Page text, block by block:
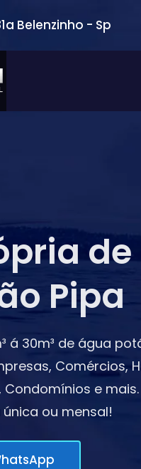
Belenzinho - Sp
de
Pipa
á 30m³ de água
Comércios,
Condomínios e
ou mensal!